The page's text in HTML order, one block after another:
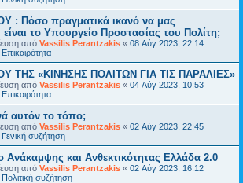
: Πόσο πραγματικά ικανό να μας
είναι το Υπουργείο Προστασίας του Πολίτη;
από Vassilis Perantzakis « 08 Αύγ 2023, 22:14
Επικαιρότητα
ΤΗΣ «ΚΙΝΗΣΗΣ ΠΟΛΙΤΩΝ ΓΙΑ ΤΙΣ ΠΑΡΑΛΙΕΣ»
από Vassilis Perantzakis « 04 Αύγ 2023, 10:53
Επικαιρότητα
αυτόν το τόπο;
από Vassilis Perantzakis « 02 Αύγ 2023, 22:45
Γενική συζήτηση
Ανάκαμψης και Ανθεκτικότητας Ελλάδα 2.0
από Vassilis Perantzakis « 02 Αύγ 2023, 16:12
Πολιτική συζήτηση